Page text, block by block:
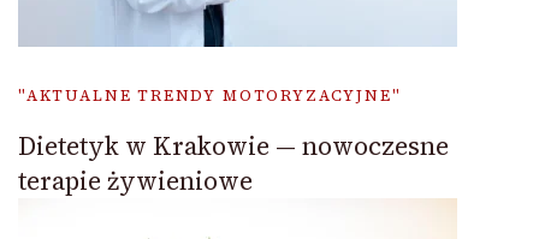
"AKTUALNE TRENDY MOTORYZACYJNE"
Dietetyk w Krakowie — nowoczesne
terapie żywieniowe